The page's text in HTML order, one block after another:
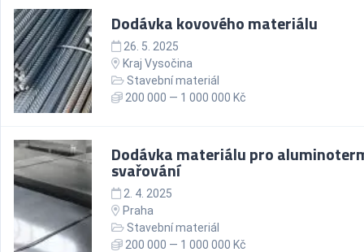
Dodávka kovového materiálu
26. 5. 2025
Kraj Vysočina
Stavební materiál
200 000 — 1 000 000 Kč
Dodávka materiálu pro
svařování
2. 4. 2025
Praha
Stavební materiál
200 000 — 1 000 000 Kč